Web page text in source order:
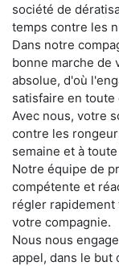
société de
temps contre les
Dans notre
bonne marche de
absolue, d'où
satisfaire en toute
Avec nous, votre
contre les
semaine et à
Notre équipe de
compétente et
régler rapidement
votre compagnie.
Nous nous
appel, dans le but